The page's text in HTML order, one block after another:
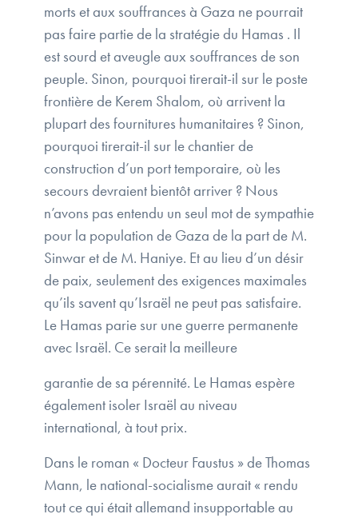
morts et aux souffrances à Gaza ne pourrait
pas faire partie de la stratégie du Hamas . Il
est sourd et aveugle aux souffrances de son
peuple. Sinon, pourquoi tirerait-il sur le poste
frontière de Kerem Shalom, où arrivent la
plupart des fournitures humanitaires ? Sinon,
pourquoi tirerait-il sur le chantier de
construction d’un port temporaire, où les
secours devraient bientôt arriver ? Nous
n’avons pas entendu un seul mot de sympathie
pour la population de Gaza de la part de M.
Sinwar et de M. Haniye. Et au lieu d’un désir
de paix, seulement des exigences maximales
qu’ils savent qu’Israël ne peut pas satisfaire.
Le Hamas parie sur une guerre permanente
avec Israël. Ce serait la meilleure
garantie de sa pérennité. Le Hamas espère
également isoler Israël au niveau
international, à tout prix.
Dans le roman « Docteur Faustus » de Thomas
Mann, le national-socialisme aurait « rendu
tout ce qui était allemand insupportable au